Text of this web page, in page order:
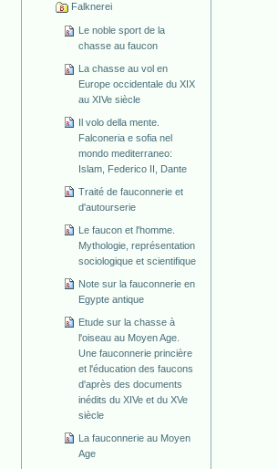
Falknerei
Le noble sport de la
chasse au faucon
La chasse au vol en
Europe occidentale du XIX
au XIVe siècle
Il volo della mente.
Falconeria e sofia nel
mondo mediterraneo:
Islam, Federico II, Dante
Traité de fauconnerie et
d'autourserie
Le faucon et l'homme.
Mythologie, représentation
sociologique et scientifique
Note sur la fauconnerie en
Egypte antique
Etude sur la chasse à
l'oiseau au Moyen Age.
Une fauconnerie princière
et l'éducation des faucons
d'après des documents
inédits du XIVe et du XVe
siècle
La fauconnerie au Moyen
Age